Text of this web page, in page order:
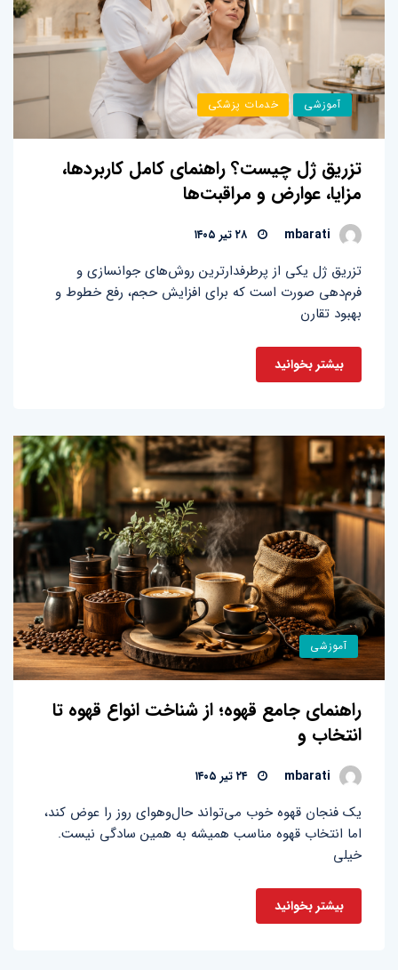
آموزشی خدمات پزشکی
تزریق ژل چیست؟ راهنمای کامل کاربردها،
مزایا، عوارض و مراقبت‌ها
mbarati
تزریق ژل یکی از پرطرفدارترین روش‌های جوانسازی و
فرم‌دهی صورت است که برای افزایش حجم، رفع خطوط و
بهبود تقارن
بیشتر بخوانید
آموزشی
راهنمای جامع قهوه؛ از شناخت انواع قهوه تا
انتخاب و
mbarati ۲۴ تیر ۱۴۰۵
یک فنجان قهوه خوب می‌تواند حال‌وهوای روز را عوض کند،
اما انتخاب قهوه مناسب همیشه به همین سادگی نیست.
خیلی
بیشتر بخوانید